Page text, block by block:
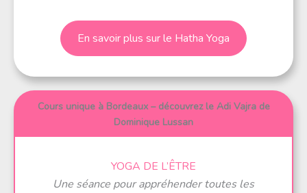
En savoir plus sur le Hatha Yoga
Cours unique à Bordeaux – découvrez le Adi Vajra de
Dominique Lussan
YOGA DE L’ÊTRE
Une séance pour appréhender toutes les